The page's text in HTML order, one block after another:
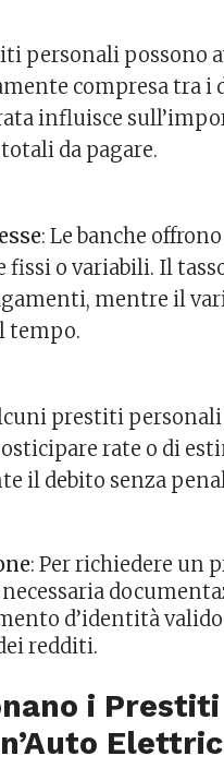
personali possono
compresa tra i
influisce
da pagare.
: Le banche
fissi o variabili. Il
mentre il
tempo.
prestiti
rate o di
il debito senza
: Per richiedere un
d’identità
redditi.
i